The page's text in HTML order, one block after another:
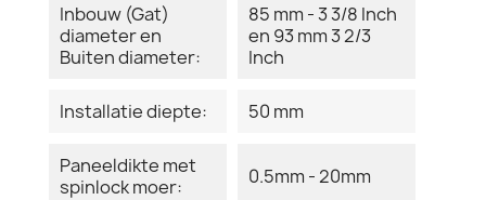
Inbouw (Gat)
diameter en
Buiten diameter:
85 mm - 3 3/8 Inch
en 93 mm 3 2/3
Inch
Installatie diepte: 50 mm
Paneeldikte met
spinlock moer:
0.5mm - 20mm